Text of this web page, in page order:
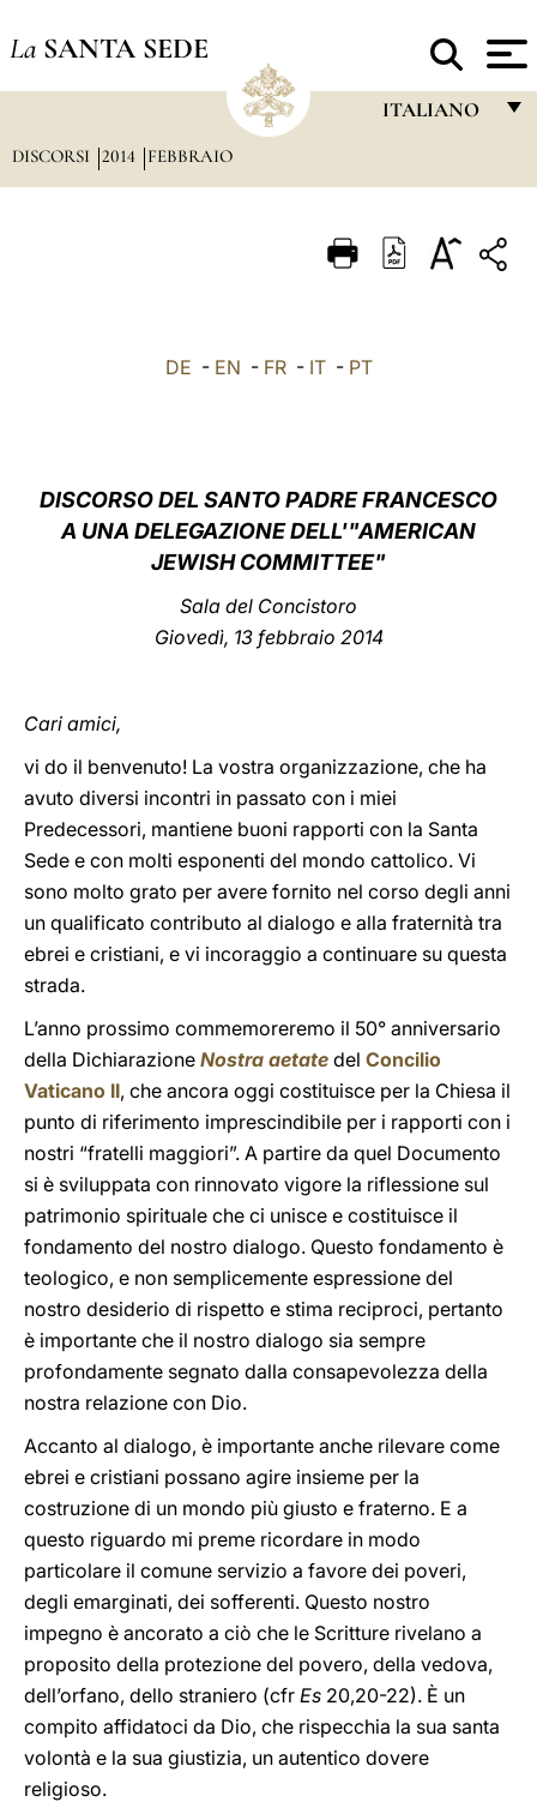
La SANTA SEDE
ITALIANO
ITALIANO
中文
DISCORSI 2014 FEBBRAIO
DE - EN - FR- IT- PT
DISCORSO DEL SANTO PADRE FRANCESCO
A UNA DELEGAZIONE DELL'"AMERICAN
JEWISH COMMITTEE"
Sala del Concistoro
Giovedì, 13 febbraio 2014
Cari amici,
vi do il benvenuto! La vostra organizzazione, che ha
avuto diversi incontri in passato con i miei
Predecessori, mantiene buoni rapporti con la Santa
Sede e con molti esponenti del mondo cattolico. Vi
sono molto grato per avere fornito nel corso degli anni
un qualificato contributo al dialogo e alla fraternità tra
ebrei e cristiani, e vi incoraggio a continuare su questa
strada.
L’anno prossimo commemoreremo il 50° anniversario
della Dichiarazione Nostra aetate del Concilio
Vaticano II, che ancora oggi costituisce per la Chiesa il
punto di riferimento imprescindibile per i rapporti con i
nostri “fratelli maggiori”. A partire da quel Documento
si è sviluppata con rinnovato vigore la riflessione sul
patrimonio spirituale che ci unisce e costituisce il
fondamento del nostro dialogo. Questo fondamento è
teologico, e non semplicemente espressione del
nostro desiderio di rispetto e stima reciproci, pertanto
è importante che il nostro dialogo sia sempre
profondamente segnato dalla consapevolezza della
nostra relazione con Dio.
Accanto al dialogo, è importante anche rilevare come
ebrei e cristiani possano agire insieme per la
costruzione di un mondo più giusto e fraterno. E a
questo riguardo mi preme ricordare in modo
particolare il comune servizio a favore dei poveri,
degli emarginati, dei sofferenti. Questo nostro
impegno è ancorato a ciò che le Scritture rivelano a
proposito della protezione del povero, della vedova,
dell’orfano, dello straniero (cfr Es 20,20-22). È un
compito affidatoci da Dio, che rispecchia la sua santa
volontà e la sua giustizia, un autentico dovere
religioso.